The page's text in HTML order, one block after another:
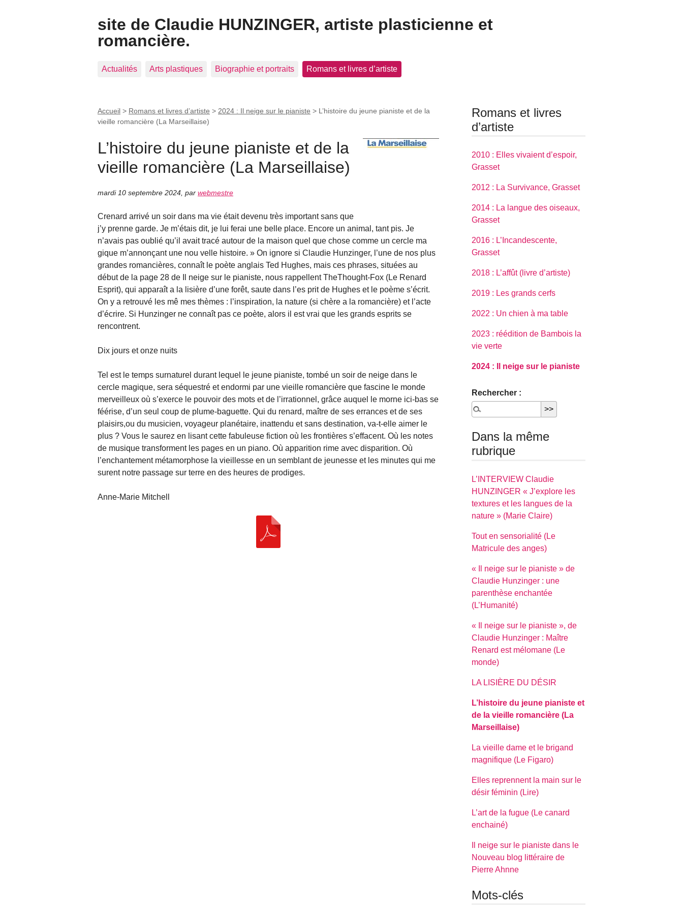
site de Claudie HUNZINGER, artiste plasticienne et
romancière.
Actualités Arts plastiques Biographie et portraits Romans et livres d’artiste
Accueil > Romans et livres d’artiste > 2024 : Il neige sur le pianiste > L’histoire du jeune pianiste et de la
vieille romancière (La Marseillaise)
L’histoire du jeune pianiste et de la
vieille romancière (La Marseillaise)
mardi 10 septembre 2024 par webmestre
Crenard arrivé un soir dans ma vie était devenu très important sans que
j’y prenne garde. Je m’étais dit, je lui ferai une belle place. Encore un animal, tant pis. Je
n’avais pas oublié qu’il avait tracé autour de la maison quel que chose comme un cercle ma
gique m’annonçant une nou velle histoire. » On ignore si Claudie Hunzinger, l’une de nos plus
grandes romancières, connaît le poète anglais Ted Hughes, mais ces phrases, situées au
début de la page 28 de Il neige sur le pianiste, nous rappellent TheThought-Fox (Le Renard
Esprit), qui apparaît a la lisière d’une forêt, saute dans l’es prit de Hughes et le poème s’écrit.
On y a retrouvé les mê mes thèmes : l’inspiration, la nature (si chère a la romancière) et l’acte
d’écrire. Si Hunzinger ne connaît pas ce poète, alors il est vrai que les grands esprits se
rencontrent.
Dix jours et onze nuits
Tel est le temps surnaturel durant lequel le jeune pianiste, tombé un soir de neige dans le
cercle magique, sera séquestré et endormi par une vieille romancière que fascine le monde
merveilleux où s’exerce le pouvoir des mots et de l’irrationnel, grâce auquel le morne ici-bas se
féérise, d’un seul coup de plume-baguette. Qui du renard, maître de ses errances et de ses
plaisirs,ou du musicien, voyageur planétaire, inattendu et sans destination, va-t-elle aimer le
plus ? Vous le saurez en lisant cette fabuleuse fiction où les frontières s’effacent. Où les notes
de musique transforment les pages en un piano. Où apparition rime avec disparition. Où
l’enchantement métamorphose la vieillesse en un semblant de jeunesse et les minutes qui me
surent notre passage sur terre en des heures de prodiges.
Anne-Marie Mitchell
Romans et livres
d’artiste
2010 : Elles vivaient d’espoir,
Grasset
2012 : La Survivance, Grasset
2014 : La langue des oiseaux,
Grasset
2016 : L’Incandescente,
Grasset
2018 : L’affût (livre d’artiste)
2019 : Les grands cerfs
2022 : Un chien à ma table
2023 : réédition de Bambois la
vie verte
2024 : Il neige sur le pianiste
Rechercher :
Dans la même
rubrique
L’INTERVIEW Claudie
HUNZINGER « J’explore les
textures et les langues de la
nature » (Marie Claire)
Tout en sensorialité (Le
Matricule des anges)
« Il neige sur le pianiste » de
Claudie Hunzinger : une
parenthèse enchantée
(L’Humanité)
« Il neige sur le pianiste », de
Claudie Hunzinger : Maître
Renard est mélomane (Le
monde)
LA LISIÈRE DU DÉSIR
L’histoire du jeune pianiste et
de la vieille romancière (La
Marseillaise)
La vieille dame et le brigand
magnifique (Le Figaro)
Elles reprennent la main sur le
désir féminin (Lire)
L’art de la fugue (Le canard
enchainé)
Il neige sur le pianiste dans le
Nouveau blog littéraire de
Pierre Ahnne
Mots-clés